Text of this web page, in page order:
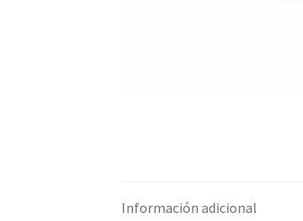
Información adicional